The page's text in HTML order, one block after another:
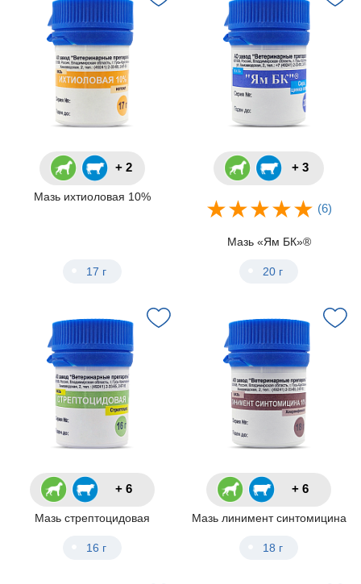
+ 2
Мазь ихтиоловая 10%
17 г
+ 3
(6)
Мазь «Ям БК»®
20 г
+ 6
Мазь стрептоцидовая
16 г
+ 6
Мазь линимент синтомицина
18 г